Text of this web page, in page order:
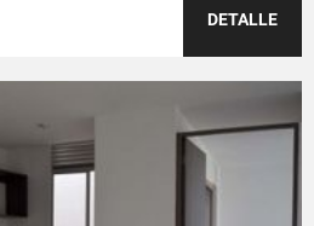
DETALLE